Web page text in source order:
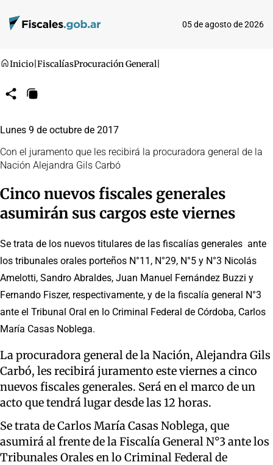
05 de agosto de 2026
Inicio FiscalíasProcuración General
CompartirCopiar
Lunes 9 de octubre de 2017
Con el juramento que les recibirá la procuradora general de la
Nación Alejandra Gils Carbó
Cinco nuevos fiscales generales
asumirán sus cargos este viernes
Se trata de los nuevos titulares de las fiscalías generales ante
los tribunales orales porteños N°11, N°29, N°5 y N°3 Nicolás
Amelotti, Sandro Abraldes, Juan Manuel Fernández Buzzi y
Fernando Fiszer, respectivamente, y de la fiscalía general N°3
ante el Tribunal Oral en lo Criminal Federal de Córdoba, Carlos
María Casas Noblega.
La procuradora general de la Nación, Alejandra Gils
Carbó, les recibirá juramento este viernes a cinco
nuevos fiscales generales. Será en el marco de un
acto que tendrá lugar desde las 12 horas.
Se trata de Carlos María Casas Noblega, que
asumirá al frente de la Fiscalía General N°3 ante los
Tribunales Orales en lo Criminal Federal de